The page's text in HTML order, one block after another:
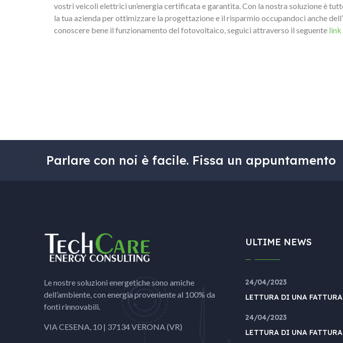
vostri veicoli elettrici un’energia certificata e garantita. Con la nostra soluzione è
la tua azienda per ottimizzare la progettazione e il risparmio occupandoci anche
conoscere bene il funzionamento del fotovoltaico, seguici attraverso il seguente link
Parlare con noi è facile. Fissa un appuntamento
Le nostre soluzioni energetiche sono amiche
dell’ambiente, con energia proveniente al 100% da
fonti rinnovabili.
VIA CESENA, 10 | 37134 VERONA (VR)
ULTIME NEWS
24/04/2023
LETTURA DI UNA FATTURA
24/04/2023
LETTURA DI UNA